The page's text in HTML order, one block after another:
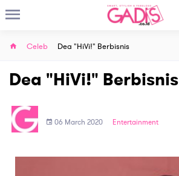
Celeb Dea "HiVi!" Berbisnis
Dea "HiVi!" Berbisnis
06 March 2020 Entertainment